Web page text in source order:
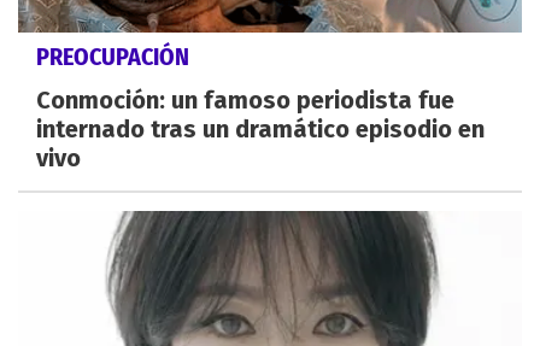
PREOCUPACIÓN
Conmoción: un famoso periodista fue
internado tras un dramático episodio en
vivo